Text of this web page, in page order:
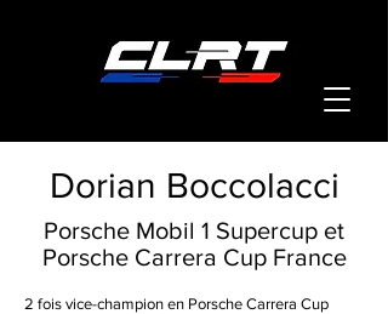
Dorian Boccolacci
Porsche Mobil 1 Supercup et
Porsche Carrera Cup France
2 fois vice-champion en Porsche Carrera Cup